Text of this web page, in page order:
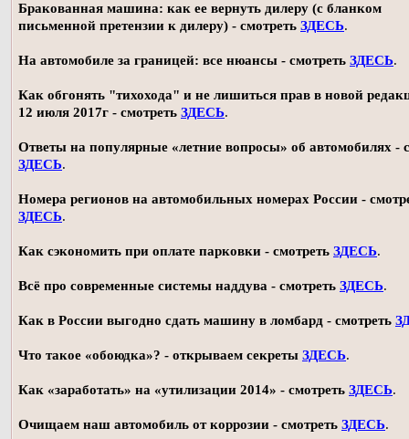
Бракованная машина: как ее вернуть дилеру (с бланком
письменной претензии к дилеру) - смотреть ЗДЕСЬ.
На автомобиле за границей: все нюансы - смотреть ЗДЕСЬ.
Как обгонять "тихохода" и не лишиться прав в новой
12 июля 2017г - смотреть ЗДЕСЬ.
Ответы на популярные «летние вопросы» об автомобилях -
ЗДЕСЬ.
Номера регионов на автомобильных номерах России -
ЗДЕСЬ.
Как сэкономить при оплате парковки - смотреть ЗДЕСЬ.
Всё про современные системы наддува - смотреть ЗДЕСЬ.
Как в России выгодно сдать машину в ломбард - смотреть
Что такое «обоюдка»? - открываем секреты ЗДЕСЬ.
Как «заработать» на «утилизации 2014» - смотреть ЗДЕСЬ.
Очищаем наш автомобиль от коррозии - смотреть ЗДЕСЬ.